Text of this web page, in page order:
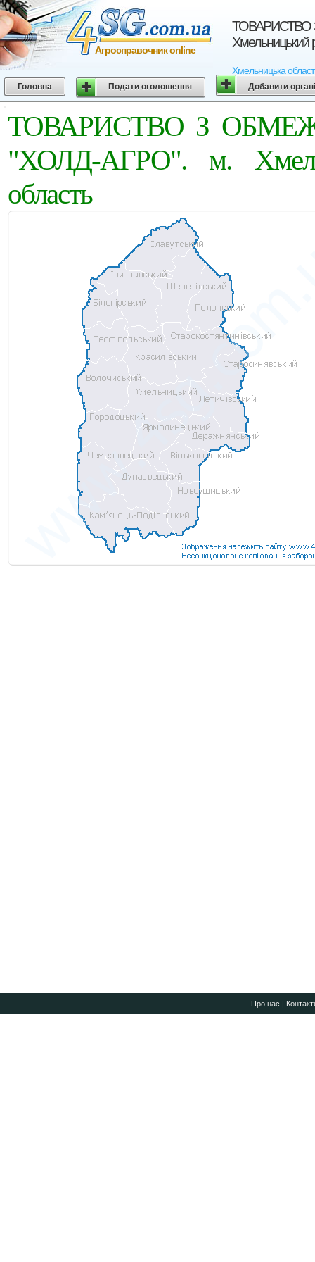
ТОВАРИСТВО
Хмельницький
Хмельницька
Агросправочник online
Головна Подати оголошення Добавити
ТОВАРИСТВО З
"ХОЛД-АГРО". м.
область
Про нас |